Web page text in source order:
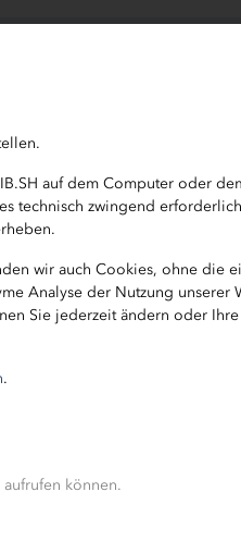
auf dem Computer oder
technisch zwingend
wir auch Cookies, ohne die
Analyse der Nutzung
Sie jederzeit ändern oder
.
können.
coronabedingten
Ausstellungen